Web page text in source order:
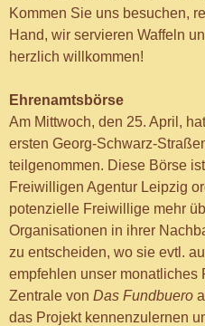
Kommen Sie uns besuchen,
Hand, wir servieren Waffeln
herzlich willkommen!
Ehrenamtsbörse
Am Mittwoch, den 25. April,
ersten Georg-Schwarz-
teilgenommen. Diese Börse
Freiwilligen Agentur Leipzig
potenzielle Freiwillige mehr
Organisationen in ihrer
zu entscheiden, wo sie evtl.
empfehlen unser monatliches
Zentrale von Das Fundbuero
das Projekt kennenzulernen